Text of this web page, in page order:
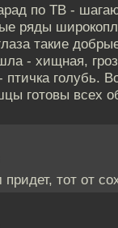
по ТВ -
ряды
такие
- хищная,
голубь.
готовы всех
тот от